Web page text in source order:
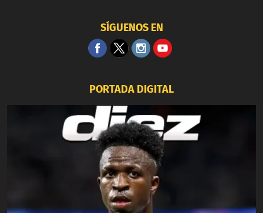
SÍGUENOS EN
PORTADA DIGITAL